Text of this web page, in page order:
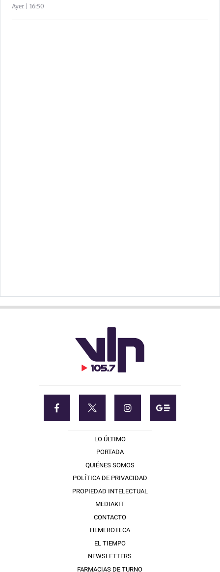
Ayer | 16:50
LO ÚLTIMO
PORTADA
QUIÉNES SOMOS
POLÍTICA DE PRIVACIDAD
PROPIEDAD INTELECTUAL
MEDIAKIT
CONTACTO
HEMEROTECA
EL TIEMPO
NEWSLETTERS
FARMACIAS DE TURNO